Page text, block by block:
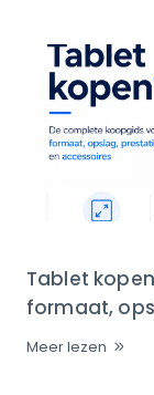
Tablet
formaat,
Meer lezen